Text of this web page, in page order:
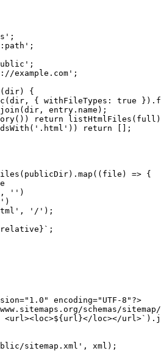
example.com';
{
{ withFileTypes: true
entry.name);
return
return [];
=> {
'')
'/');
encoding="UTF-8"?>
schemas/
<url><loc>${url}</loc></
sitemap.xml', xml);